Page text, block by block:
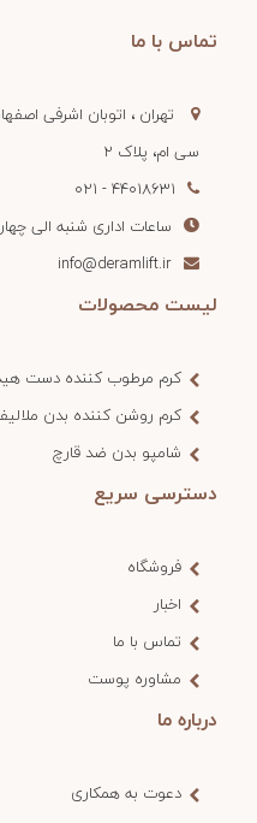
تماس با ما
تهران ، اتوبان اشرفی
سی ام، پلاک 2
44018631 - 021
ساعات اداری شنبه الی
info@deramlift.ir
لیست محصولات
کرم مرطوب کننده دست
کرم روشن کننده بدن
شامپو بدن ضد قارچ
دسترسی سریع
فروشگاه
اخبار
تماس با ما
مشاوره پوست
درباره ما
دعوت به همکاری